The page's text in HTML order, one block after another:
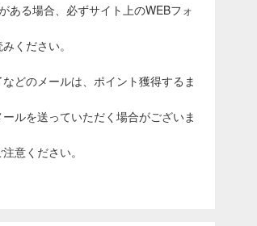
ある場合、必ずサイト上のWEBフォ
ください。
どのメールは、ポイント獲得するま
ルを送っていただく場合がございま
意ください。